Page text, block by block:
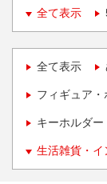
全て表示
全て表示
フィギュア・
キーホルダ
生活雑貨・イ